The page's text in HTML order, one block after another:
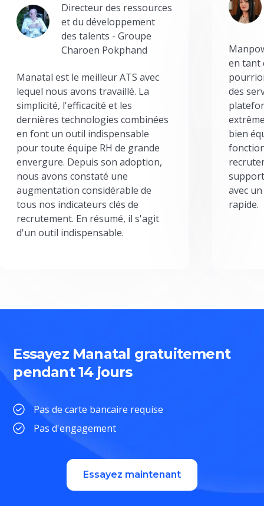
Directeur des ressources
et du développement
des talents - Groupe
Charoen Pokphand
Manatal est le meilleur ATS avec
lequel nous avons travaillé. La
simplicité, l'efficacité et les
dernières technologies combinées
en font un outil indispensable
pour toute équipe RH de grande
envergure. Depuis son adoption,
nous avons constaté une
augmentation considérable de
tous nos indicateurs clés de
recrutement. En résumé, il s'agit
d'un outil indispensable.
en tant
des
bien
avec
rapide.
Essayez Manatal gratuitement
pendant 14 jours
Pas de carte bancaire requise
Pas d'engagement
Essayez maintenant